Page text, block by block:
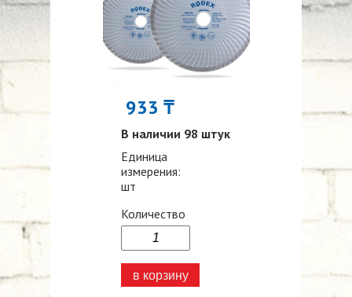
933 ₸
В наличии 98 штук
Единица
измерения:
шт
Количество